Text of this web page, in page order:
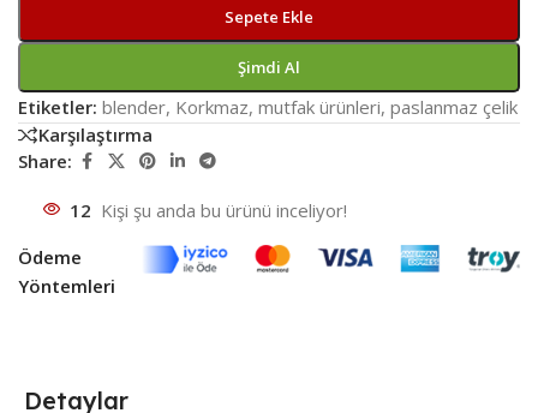
Sepete Ekle
Şimdi Al
Etiketler: blender, Korkmaz, mutfak ürünleri, paslanmaz çelik
Karşılaştırma
Share:
12 Kişi şu anda bu ürünü inceliyor!
Ödeme
Yöntemleri
Detaylar